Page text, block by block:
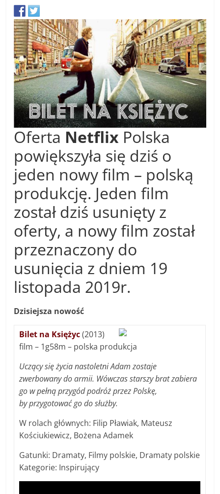
Oferta Netflix Polska
powiększyła się dziś o
jeden nowy film – polską
produkcję. Jeden film
został dziś usunięty z
oferty, a nowy film został
przeznaczony do
usunięcia z dniem 19
listopada 2019r.
Dzisiejsza nowość
Bilet na Księżyc (2013)
film – 1g58m – polska produkcja
Uczący się życia nastoletni Adam zostaje
zwerbowany do armii. Wówczas starszy brat zabiera
go w pełną przygód podróż przez Polskę,
by przygotować go do służby.
W rolach głównych: Filip Pławiak, Mateusz
Kościukiewicz, Bożena Adamek
Gatunki: Dramaty, Filmy polskie, Dramaty polskie
Kategorie: Inspirujący